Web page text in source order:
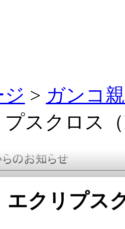
ジ > ガンコ
スクロス（
クリプス